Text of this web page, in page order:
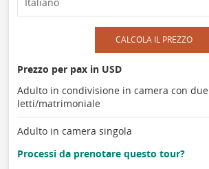
CALCOLA IL PREZZO
Prezzo per pax in USD
Adulto in condivisione in camera con due
letti/matrimoniale
Adulto in camera singola
Processi da prenotare questo tour?